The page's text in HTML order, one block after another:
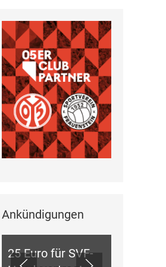
Ankündigungen
ANKÜNDIGUNGEN
25 Euro für SVF-